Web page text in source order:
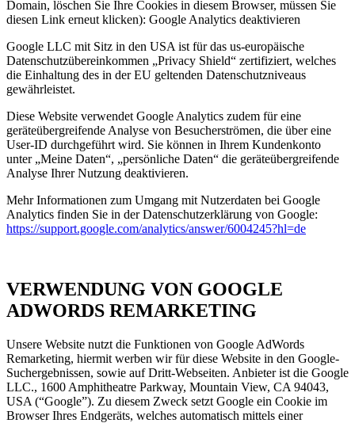
Domain, löschen Sie Ihre Cookies in diesem Browser, müssen Sie
diesen Link erneut klicken): Google Analytics deaktivieren
Google LLC mit Sitz in den USA ist für das us-europäische
Datenschutzübereinkommen „Privacy Shield“ zertifiziert, welches
die Einhaltung des in der EU geltenden Datenschutzniveaus
gewährleistet.
Diese Website verwendet Google Analytics zudem für eine
geräteübergreifende Analyse von Besucherströmen, die über eine
User-ID durchgeführt wird. Sie können in Ihrem Kundenkonto
unter „Meine Daten“, „persönliche Daten“ die geräteübergreifende
Analyse Ihrer Nutzung deaktivieren.
Mehr Informationen zum Umgang mit Nutzerdaten bei Google
Analytics finden Sie in der Datenschutzerklärung von Google:
https://support.google.com/analytics/answer/6004245?hl=de
VERWENDUNG VON GOOGLE
ADWORDS REMARKETING
Unsere Website nutzt die Funktionen von Google AdWords
Remarketing, hiermit werben wir für diese Website in den Google-
Suchergebnissen, sowie auf Dritt-Webseiten. Anbieter ist die Google
LLC., 1600 Amphitheatre Parkway, Mountain View, CA 94043,
USA (“Google”). Zu diesem Zweck setzt Google ein Cookie im
Browser Ihres Endgeräts, welches automatisch mittels einer